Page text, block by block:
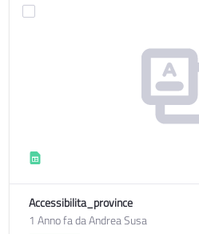
Accessibilita_province
1 Anno fa da Andrea Susa